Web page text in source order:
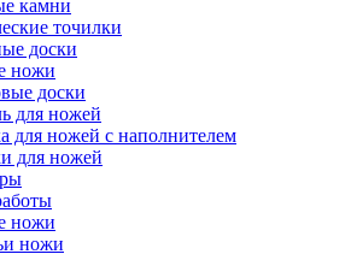
камни
точилки
доски
ножи
доски
для ножей
для ножей с наполнителем
для ножей
ножи
ножи